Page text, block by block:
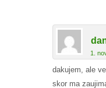
1.
dakujem, ale
skor ma